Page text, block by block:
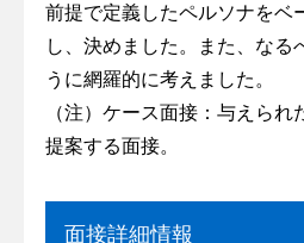
前提で定義したペルソナをベ
し、決めました。また、なる
うに網羅的に考えました。
（注）ケース面接：与えら
提案する面接。
面接詳細情報